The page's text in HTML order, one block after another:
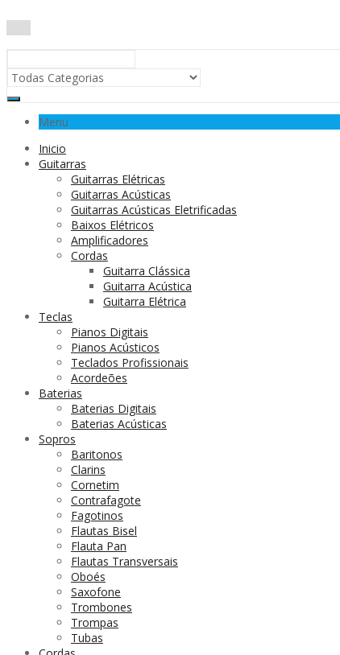
Menu
Inicio
Guitarras
Guitarras Elétricas
Guitarras Acústicas
Guitarras Acústicas Eletrificadas
Baixos Elétricos
Amplificadores
Cordas
Guitarra Clássica
Guitarra Acústica
Guitarra Elétrica
Teclas
Pianos Digitais
Pianos Acústicos
Teclados Profissionais
Acordeões
Baterias
Baterias Digitais
Baterias Acústicas
Sopros
Baritonos
Clarins
Cornetim
Contrafagote
Fagotinos
Flautas Bisel
Flauta Pan
Flautas Transversais
Oboés
Saxofone
Trombones
Trompas
Tubas